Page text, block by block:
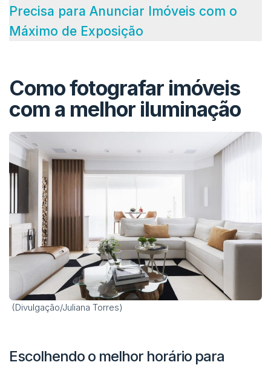
Precisa para Anunciar Imóveis com o
Máximo de Exposição
Como fotografar imóveis
com a melhor iluminação
(Divulgação/Juliana Torres)
Escolhendo o melhor horário para